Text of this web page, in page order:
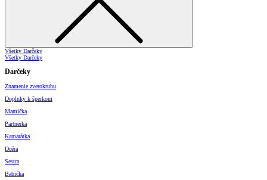
Všetky Darčeky
Všetky Darčeky
Darčeky
Znamenie zverokruhu
Doplnky k šperkom
Mamička
Partnerka
Kamarátka
Dcéra
Sestra
Babička